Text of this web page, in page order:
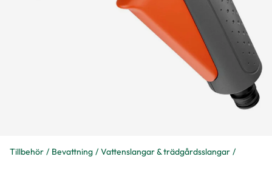
Tillbehör Bevattning Vattenslangar & trädgårdsslangar